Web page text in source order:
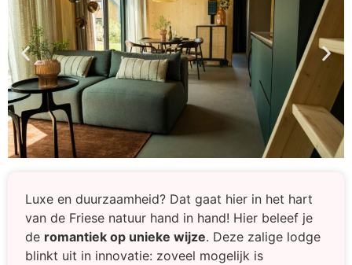
Luxe en duurzaamheid? Dat gaat hier in het hart
van de Friese natuur hand in hand! Hier beleef je
de romantiek op unieke wijze. Deze zalige lodge
blinkt uit in innovatie: zoveel mogelijk is